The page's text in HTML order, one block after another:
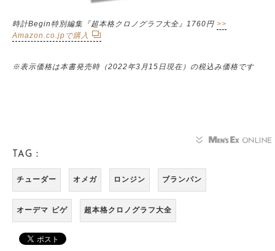
時計Begin特別編集『超本格クロノグラフ⼤全』1760円 >>
Amazon.co.jpで購入
※表示価格は本書発売時（2022年3月15日現在）の税込み価格です
TAG：
チューダー オメガ ロンジン ブランパン
オーデマ ピゲ 超本格クロノグラフ大全